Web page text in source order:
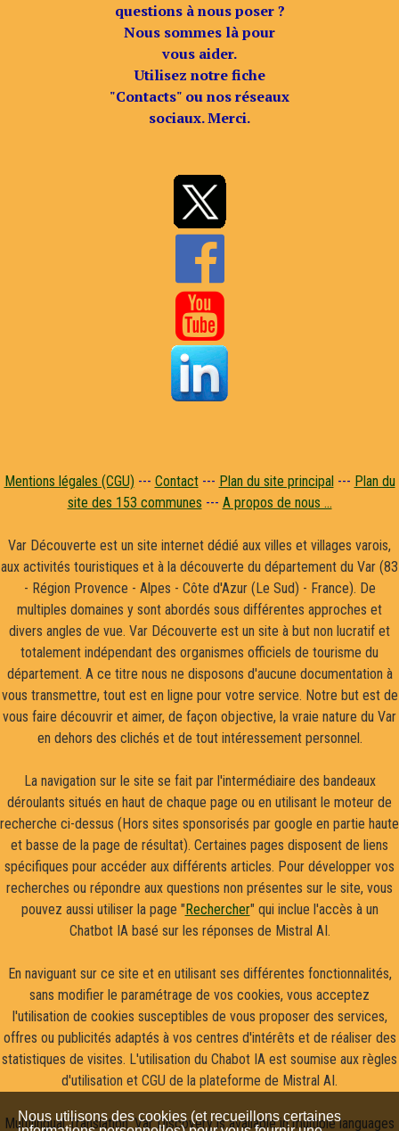
questions à nous poser ?
Nous sommes là pour
vous aider.
Utilisez notre fiche
"Contacts" ou nos réseaux
sociaux. Merci.


Mentions légales (CGU) --- Contact--- Plan du site principal--- Plan du
site des 153 communes --- A propos de nous ...
Var Découverte est un site internet dédié aux villes et villages varois,
aux activités touristiques et à la découverte du département du Var (83
- Région Provence - Alpes - Côte d'Azur (Le Sud) - France). De
multiples domaines y sont abordés sous différentes approches et
divers angles de vue. Var Découverte est un site à but non lucratif et
totalement indépendant des organismes officiels de tourisme du
département. A ce titre nous ne disposons d'aucune documentation à
vous transmettre, tout est en ligne pour votre service. Notre but est de
vous faire découvrir et aimer, de façon objective, la vraie nature du Var
en dehors des clichés et de tout intéressement personnel.
La navigation sur le site se fait par l'intermédiaire des bandeaux
déroulants situés en haut de chaque page ou en utilisant le moteur de
recherche ci-dessus (Hors sites sponsorisés par google en partie haute
et basse de la page de résultat). Certaines pages disposent de liens
spécifiques pour accéder aux différents articles. Pour développer vos
recherches ou répondre aux questions non présentes sur le site, vous
pouvez aussi utiliser la page "Rechercher" qui inclue l'accès à un
Chatbot IA basé sur les réponses de Mistral AI.
En naviguant sur ce site et en utilisant ses différentes fonctionnalités,
sans modifier le paramétrage de vos cookies, vous acceptez
l'utilisation de cookies susceptibles de vous proposer des services,
offres ou publicités adaptés à vos centres d'intérêts et de réaliser des
statistiques de visites. L'utilisation du Chabot IA est soumise aux règles
d'utilisation et CGU de la plateforme de Mistral AI.
Multilingual Translation: Var Discovery is available in multiple languages
Nous utilisons des cookies (et recueillons certaines